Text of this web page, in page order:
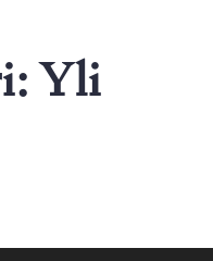
Yli